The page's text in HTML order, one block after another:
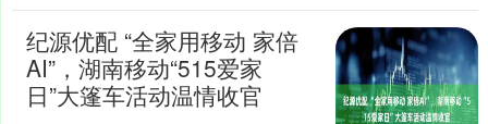
纪源优配 “全家用移动 家倍
AI”，湖南移动“515爱家
日”大篷车活动温情收官